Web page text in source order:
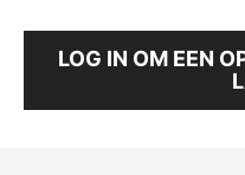
LOG IN OM EEN